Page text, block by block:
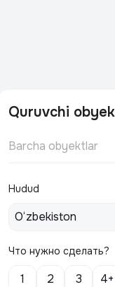
Quruvchi
Barcha obyektlar
Hudud
O‘zbekiston
Что нужно сделать?
1 2 3 4+